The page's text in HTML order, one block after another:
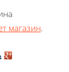
магазин.